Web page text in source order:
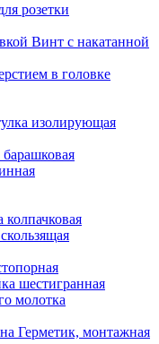
розетки
Винт с накатанной
в головке
изолирующая
барашковая
колпачковая
шестигранная
молотка
Герметик, монтажная